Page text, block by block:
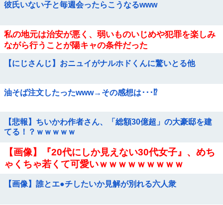
彼氏いない子と毎週会ったらこうなるwww
私の地元は治安が悪く、弱いものいじめや犯罪を楽しみ
ながら行うことが陽キャの条件だった
【にじさんじ】おニュイがナルホドくんに驚いとる他
油そば注文したったwww→その感想は･･･⁉
【悲報】ちいかわ作者さん、「総額30億超」の大豪邸を建
てる！？ｗｗｗｗｗ
【画像】『20代にしか見えない30代女子』、めち
ゃくちゃ若くて可愛いｗｗｗｗｗｗｗｗｗ
【画像】誰とエ●チしたいか見解が別れる六人衆